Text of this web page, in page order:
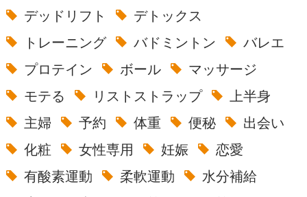
デッドリフト
デトックス
トレーニング
バドミントン
バレエ
プロテイン
ボール
マッサージ
モテる
リストストラップ
上半身
主婦
予約 体重 便秘
出会い
化粧
女性専用 妊娠
恋愛
有酸素運動
柔軟運動
水分補給